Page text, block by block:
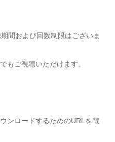
間および回数制限はございま
もご視聴いただけます。
ンロードするためのURLを電